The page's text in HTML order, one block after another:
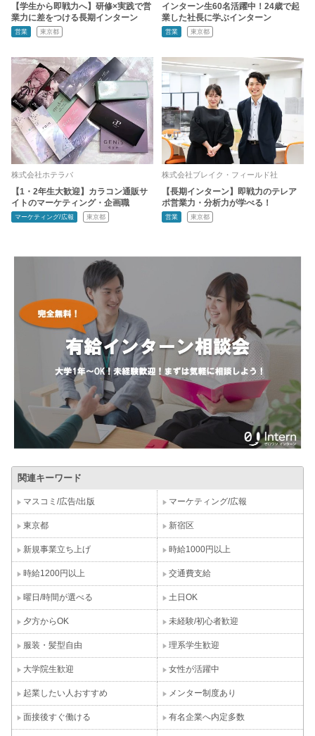
【学生から即戦力へ】研修×実践で営
業力に差をつける長期インターン
営業 東京都
インターン生60名活躍中！24歳で起
業した社長に学ぶインターン
営業 東京都
株式会社ホテラバ
【1・2年生大歓迎】カラコン通販サ
イトのマーケティング・企画職
マーケティング/広報 東京都
株式会社ブレイク・フィールド社
【長期インターン】即戦力のテレア
ポ営業力・分析力が学べる！
営業 東京都
関連キーワード
マスコミ/広告/出版 マーケティング/広報
東京都 新宿区
新規事業立ち上げ 時給1000円以上
時給1200円以上 交通費支給
曜日/時間が選べる 土日OK
夕方からOK 未経験/初心者歓迎
服装・髪型自由 理系学生歓迎
大学院生歓迎 女性が活躍中
起業したい人おすすめ メンター制度あり
面接後すぐ働ける 有名企業へ内定多数